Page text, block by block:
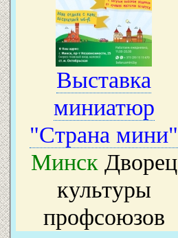
Выставка
миниатюр
"Страна мини"
МинскДворец
культуры
профсоюзов